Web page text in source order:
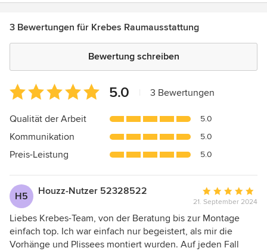
3 Bewertungen für Krebes Raumausstattung
Bewertung schreiben
Durchschnittliche
Bewertung:
5
5
Sternen
5.0 3 Bewertungen
Qualität der Arbeit 5.0
Kommunikation 5.0
Preis-Leistung 5.0
H5 Houzz-Nutzer 52328522
Bewertung:
5
von
5
21. September 2024
Liebes Krebes-Team, von der Beratung bis zur Montage
einfach top. Ich war einfach nur begeistert, als mir die
Vorhänge und Plissees montiert wurden. Auf jeden Fall